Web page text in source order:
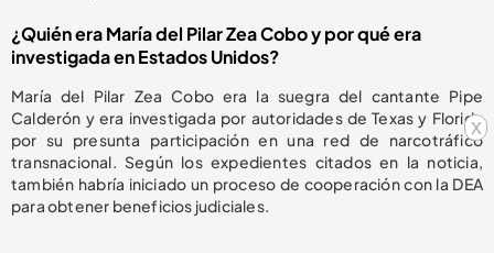
x
¿Quién era María del Pilar Zea Cobo y por qué era
investigada en Estados Unidos?
María del Pilar Zea Cobo era la suegra del cantante Pipe
Calderón y era investigada por autoridades de Texas y Florida
por su presunta participación en una red de narcotráfico
transnacional. Según los expedientes citados en la noticia,
también habría iniciado un proceso de cooperación con la DEA
para obtener beneficios judiciales.